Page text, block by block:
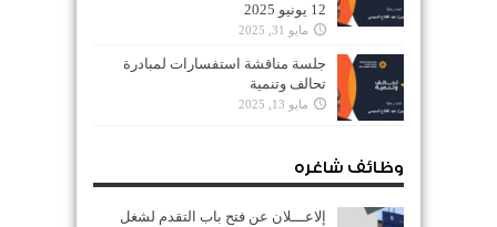
12 يونيو 2025
مايو 31, 2025
جلسة مناقشة استفسارات لمبادرة
تحالف وتنمية
مايو 13, 2025
وظائف شاغره
إلاعـــلان عن فتح باب التقدم لشغل